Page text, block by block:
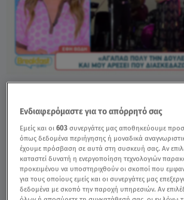
με τα Σάπια Κρέατα - Video
Ενδιαφερόμαστε για το απόρρητό σας
Εμείς και οι603 συνεργάτες μας αποθηκεύουμε
όπως δεδομένα περιήγησης ή μοναδικά
έχουμε πρόσβαση σε αυτά στη συσκευή σας. Αν
καταστεί δυνατή η ενεργοποίηση τεχνολογιών
προκειμένου να υποστηριχθούν οι σκοποί που
για τους οποίους εμείς και οι συνεργάτες μας
δεδομένα με σκοπό την παροχή υπηρεσιών. Αν